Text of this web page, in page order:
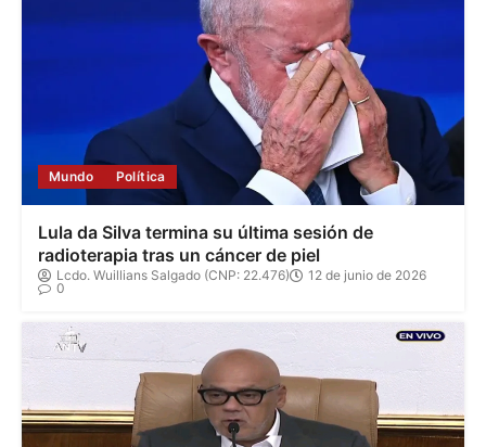
Mundo Política
Lula da Silva termina su última sesión de
radioterapia tras un cáncer de piel
Lcdo. Wuillians Salgado (CNP: 22.476)
12 de junio de 2026
0